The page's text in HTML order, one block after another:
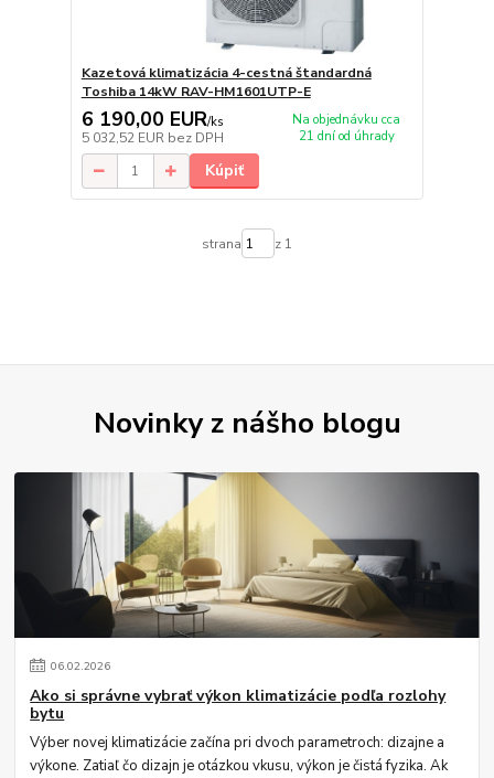
Kazetová klimatizácia 4-cestná štandardná
Toshiba 14kW RAV-HM1601UTP-E
6 190,00 EUR/ks
5 032,52 EUR bez DPH
Na objednávku cca
21 dní od úhrady
Kúpiť
strana z 1
Novinky z nášho blogu
06.02.2026
Ako si správne vybrať výkon klimatizácie podľa rozlohy
bytu
Výber novej klimatizácie začína pri dvoch parametroch: dizajne a
výkone. Zatiaľ čo dizajn je otázkou vkusu, výkon je čistá fyzika. Ak